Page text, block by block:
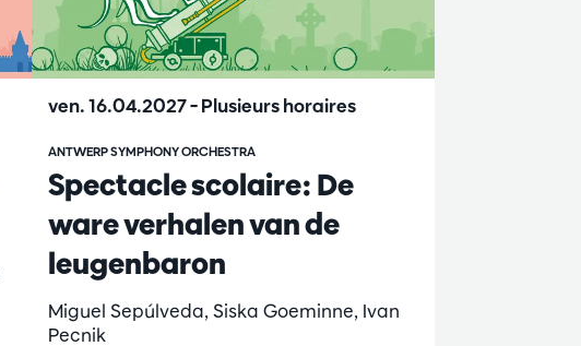
Spectacle scolaire: De
ware verhalen van de
leugenbaron
Miguel Sepúlveda, Siska Goeminne, Ivan
Pecnik
ANTWERP SYMPHONY ORCHESTRA
ven. 16.04.2027– Plusieurs horaires